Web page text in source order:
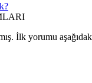
İlk yorumu